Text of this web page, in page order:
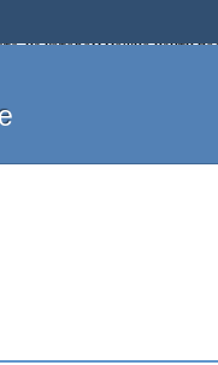
на котором можно найти
или сайт не платит,
новые темы,